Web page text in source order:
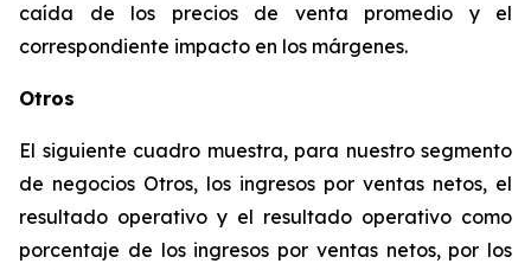
caída de los precios de venta promedio y el
correspondiente impacto en los márgenes.
Otros
El siguiente cuadro muestra, para nuestro segmento
de negocios Otros, los ingresos por ventas netos, el
resultado operativo y el resultado operativo como
porcentaje de los ingresos por ventas netos, por los